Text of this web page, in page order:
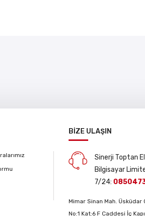
BİZE ULAŞIN
Sinerji Toptan
Bilgisayar
7/24:
Mimar Sinan Mah. Üsküdar
No:1 Kat:6 F Caddesi İç